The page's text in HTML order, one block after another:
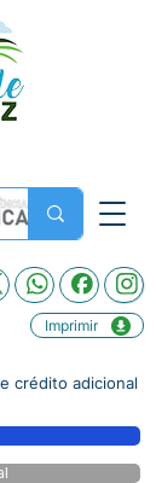
Imprimir
crédito adicional